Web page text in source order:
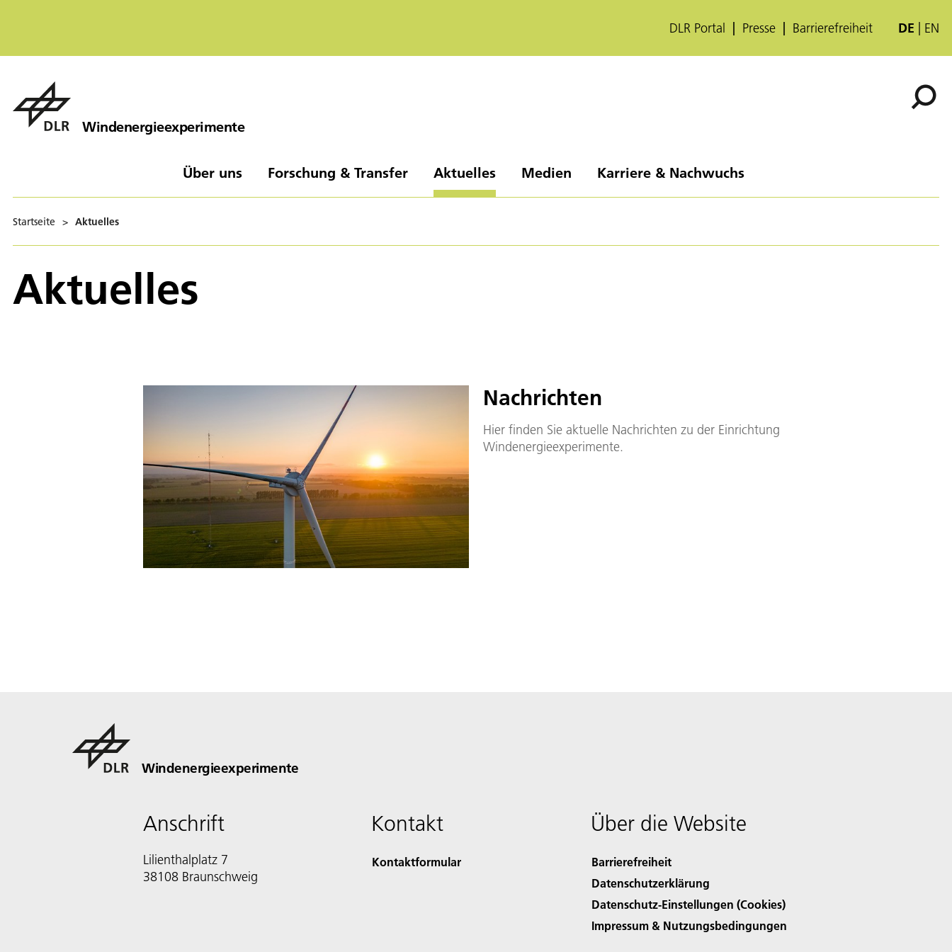
DLR Portal Presse Barrierefreiheit DE EN
Windenergieexperimente
Über uns Forschung & Transfer Aktuelles Medien Karriere & Nachwuchs
Startseite > Aktuelles
Aktuelles
Nachrichten
Hier finden Sie aktuelle Nachrichten zu der Einrichtung
Windenergieexperimente.
Windenergieexperimente
Anschrift
Lilienthalplatz 7
38108 Braunschweig
Kontakt
Kontaktformular
Über die Website
Barrierefreiheit
Datenschutzerklärung
Datenschutz-Einstellungen (Cookies)
Impressum & Nutzungsbedingungen